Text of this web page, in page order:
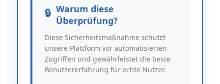
Warum diese
Überprüfung?
Diese Sicherheitsmaßnahme schützt
unsere Plattform vor automatisierten
Zugriffen und gewährleistet die beste
Benutzererfahrung für echte Nutzer.